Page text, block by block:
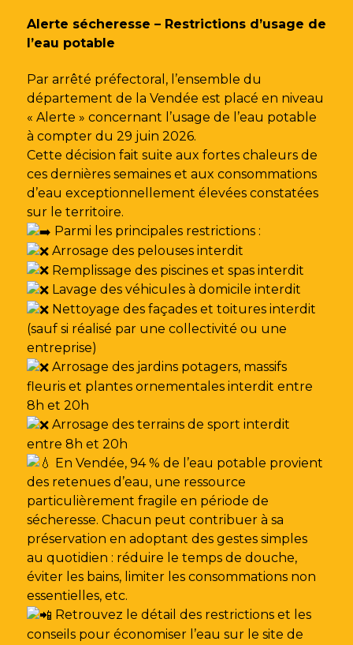
Alerte sécheresse – Restrictions d’usage de
l’eau potable
Par arrêté préfectoral, l’ensemble du
département de la Vendée est placé en niveau
« Alerte » concernant l’usage de l’eau potable
à compter du 29 juin 2026.
Cette décision fait suite aux fortes chaleurs de
ces dernières semaines et aux consommations
d’eau exceptionnellement élevées constatées
sur le territoire.
Parmi les principales restrictions :
Arrosage des pelouses interdit
Remplissage des piscines et spas interdit
Lavage des véhicules à domicile interdit
Nettoyage des façades et toitures interdit
(sauf si réalisé par une collectivité ou une
entreprise)
Arrosage des jardins potagers, massifs
fleuris et plantes ornementales interdit entre
8h et 20h
Arrosage des terrains de sport interdit
entre 8h et 20h
En Vendée, 94 % de l’eau potable provient
des retenues d’eau, une ressource
particulièrement fragile en période de
sécheresse. Chacun peut contribuer à sa
préservation en adoptant des gestes simples
au quotidien : réduire le temps de douche,
éviter les bains, limiter les consommations non
essentielles, etc.
Retrouvez le détail des restrictions et les
conseils pour économiser l’eau sur le site de